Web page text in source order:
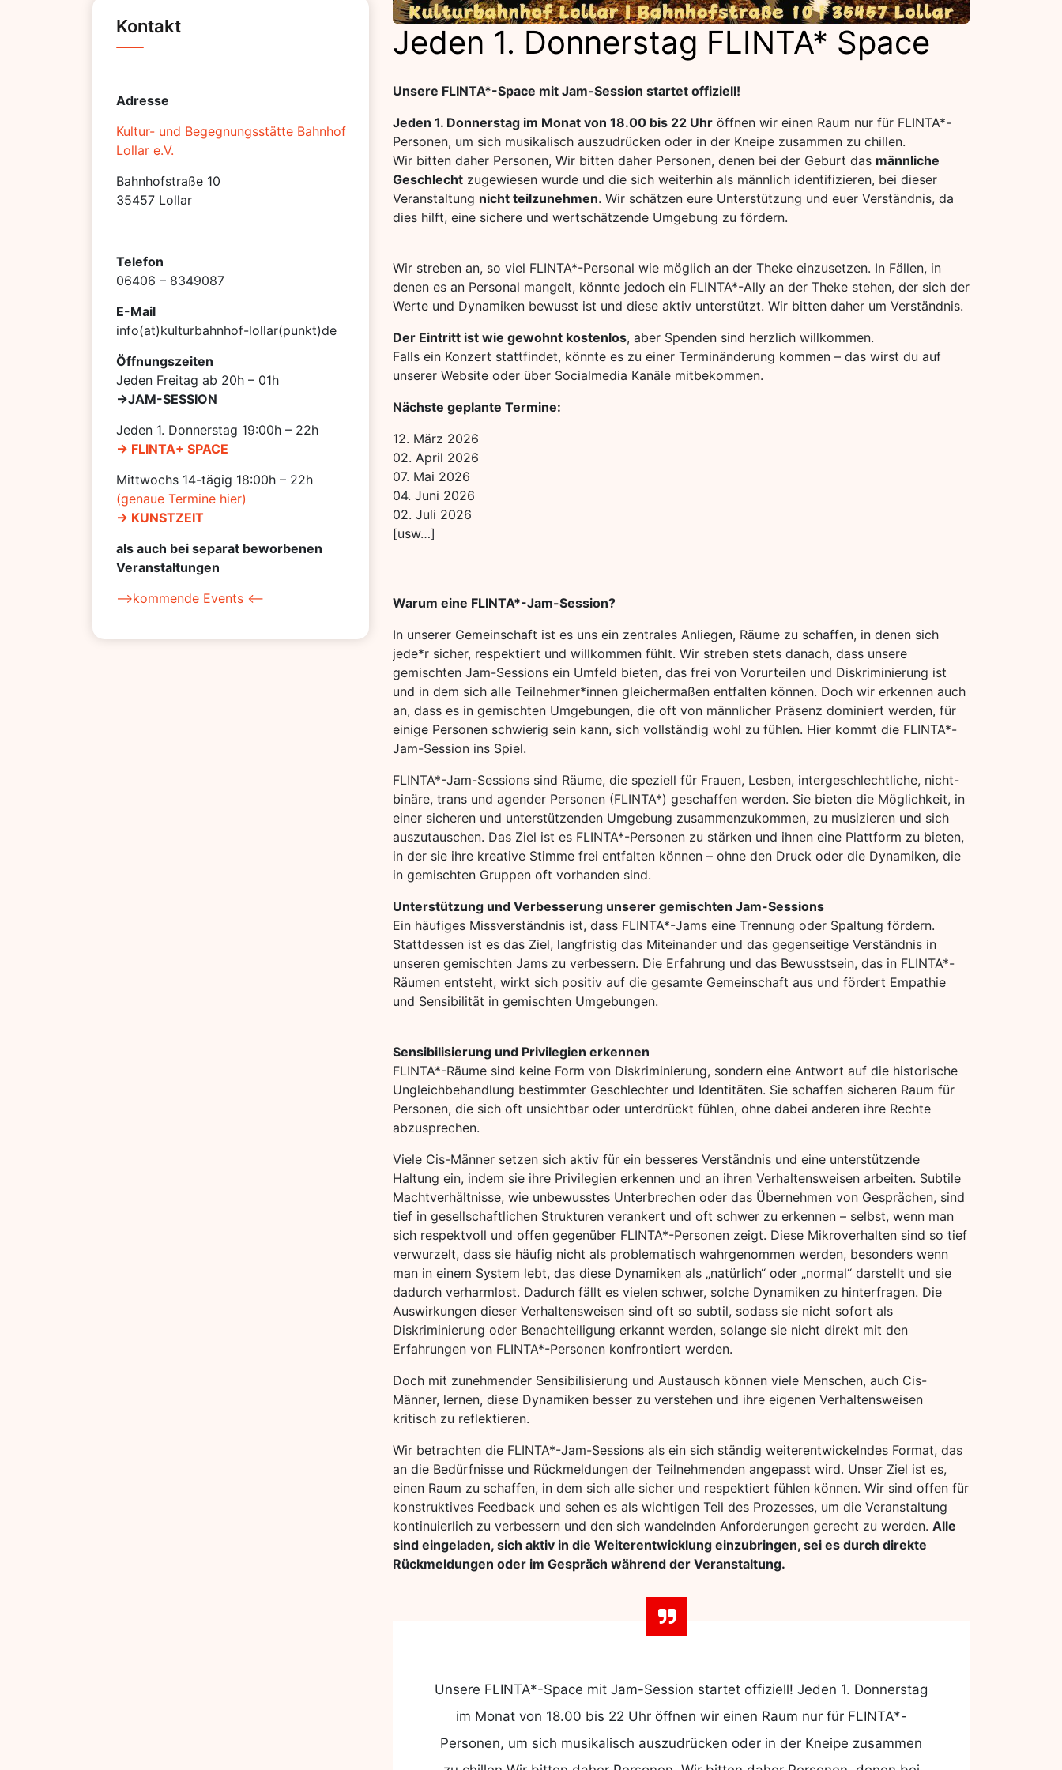
Jeden 1. Donnerstag FLINTA* Space
Unsere FLINTA*-Space mit Jam-Session startet offiziell!
Jeden 1. Donnerstag im Monat von 18.00 bis 22 Uhr öffnen wir einen Raum nur für FLINTA*-
Personen, um sich musikalisch auszudrücken oder in der Kneipe zusammen zu chillen.
Wir bitten daher Personen, Wir bitten daher Personen, denen bei der Geburt das männliche
Geschlecht zugewiesen wurde und die sich weiterhin als männlich identifizieren, bei dieser
Veranstaltung nicht teilzunehmen. Wir schätzen eure Unterstützung und euer Verständnis, da
dies hilft, eine sichere und wertschätzende Umgebung zu fördern.
Wir streben an, so viel FLINTA*-Personal wie möglich an der Theke einzusetzen. In Fällen, in
denen es an Personal mangelt, könnte jedoch ein FLINTA*-Ally an der Theke stehen, der sich der
Werte und Dynamiken bewusst ist und diese aktiv unterstützt. Wir bitten daher um Verständnis.
Der Eintritt ist wie gewohnt kostenlos, aber Spenden sind herzlich willkommen.
Falls ein Konzert stattfindet, könnte es zu einer Terminänderung kommen – das wirst du auf
unserer Website oder über Socialmedia Kanäle mitbekommen.
Nächste geplante Termine:
12. März 2026
02. April 2026
07. Mai 2026
04. Juni 2026
02. Juli 2026
[usw…]
Warum eine FLINTA*-Jam-Session?
In unserer Gemeinschaft ist es uns ein zentrales Anliegen, Räume zu schaffen, in denen sich
jede*r sicher, respektiert und willkommen fühlt. Wir streben stets danach, dass unsere
gemischten Jam-Sessions ein Umfeld bieten, das frei von Vorurteilen und Diskriminierung ist
und in dem sich alle Teilnehmer*innen gleichermaßen entfalten können. Doch wir erkennen auch
an, dass es in gemischten Umgebungen, die oft von männlicher Präsenz dominiert werden, für
einige Personen schwierig sein kann, sich vollständig wohl zu fühlen. Hier kommt die FLINTA*-
Jam-Session ins Spiel.
FLINTA*-Jam-Sessions sind Räume, die speziell für Frauen, Lesben, intergeschlechtliche, nicht-
binäre, trans und agender Personen (FLINTA*) geschaffen werden. Sie bieten die Möglichkeit, in
einer sicheren und unterstützenden Umgebung zusammenzukommen, zu musizieren und sich
auszutauschen. Das Ziel ist es FLINTA*-Personen zu stärken und ihnen eine Plattform zu bieten,
in der sie ihre kreative Stimme frei entfalten können – ohne den Druck oder die Dynamiken, die
in gemischten Gruppen oft vorhanden sind.
Unterstützung und Verbesserung unserer gemischten Jam-Sessions
Ein häufiges Missverständnis ist, dass FLINTA*-Jams eine Trennung oder Spaltung fördern.
Stattdessen ist es das Ziel, langfristig das Miteinander und das gegenseitige Verständnis in
unseren gemischten Jams zu verbessern. Die Erfahrung und das Bewusstsein, das in FLINTA*-
Räumen entsteht, wirkt sich positiv auf die gesamte Gemeinschaft aus und fördert Empathie
und Sensibilität in gemischten Umgebungen.
Sensibilisierung und Privilegien erkennen
FLINTA*-Räume sind keine Form von Diskriminierung, sondern eine Antwort auf die historische
Ungleichbehandlung bestimmter Geschlechter und Identitäten. Sie schaffen sicheren Raum für
Personen, die sich oft unsichtbar oder unterdrückt fühlen, ohne dabei anderen ihre Rechte
abzusprechen.
Viele Cis-Männer setzen sich aktiv für ein besseres Verständnis und eine unterstützende
Haltung ein, indem sie ihre Privilegien erkennen und an ihren Verhaltensweisen arbeiten. Subtile
Machtverhältnisse, wie unbewusstes Unterbrechen oder das Übernehmen von Gesprächen, sind
tief in gesellschaftlichen Strukturen verankert und oft schwer zu erkennen – selbst, wenn man
sich respektvoll und offen gegenüber FLINTA*-Personen zeigt. Diese Mikroverhalten sind so tief
verwurzelt, dass sie häufig nicht als problematisch wahrgenommen werden, besonders wenn
man in einem System lebt, das diese Dynamiken als „natürlich“ oder „normal“ darstellt und sie
dadurch verharmlost. Dadurch fällt es vielen schwer, solche Dynamiken zu hinterfragen. Die
Auswirkungen dieser Verhaltensweisen sind oft so subtil, sodass sie nicht sofort als
Diskriminierung oder Benachteiligung erkannt werden, solange sie nicht direkt mit den
Erfahrungen von FLINTA*-Personen konfrontiert werden.
Doch mit zunehmender Sensibilisierung und Austausch können viele Menschen, auch Cis-
Männer, lernen, diese Dynamiken besser zu verstehen und ihre eigenen Verhaltensweisen
kritisch zu reflektieren.
Wir betrachten die FLINTA*-Jam-Sessions als ein sich ständig weiterentwickelndes Format, das
an die Bedürfnisse und Rückmeldungen der Teilnehmenden angepasst wird. Unser Ziel ist es,
einen Raum zu schaffen, in dem sich alle sicher und respektiert fühlen können. Wir sind offen für
konstruktives Feedback und sehen es als wichtigen Teil des Prozesses, um die Veranstaltung
kontinuierlich zu verbessern und den sich wandelnden Anforderungen gerecht zu werden. Alle
sind eingeladen, sich aktiv in die Weiterentwicklung einzubringen, sei es durch direkte
Rückmeldungen oder im Gespräch während der Veranstaltung.
Unsere FLINTA*-Space mit Jam-Session startet offiziell! Jeden 1. Donnerstag
im Monat von 18.00 bis 22 Uhr öffnen wir einen Raum nur für FLINTA*-
Personen, um sich musikalisch auszudrücken oder in der Kneipe zusammen
Kontakt
Adresse
Kultur- und Begegnungsstätte Bahnhof
Lollar e.V.
Bahnhofstraße 10
35457 Lollar
Telefon
06406 – 8349087
E-Mail
info(at)kulturbahnhof-lollar(punkt)de
Öffnungszeiten
Jeden Freitag ab 20h – 01h
->JAM-SESSION
Jeden 1. Donnerstag 19:00h – 22h
-> FLINTA+ SPACE
Mittwochs 14-tägig 18:00h – 22h
(genaue Termine hier)
-> KUNSTZEIT
als auch bei separat beworbenen
Veranstaltungen
–>kommende Events <–